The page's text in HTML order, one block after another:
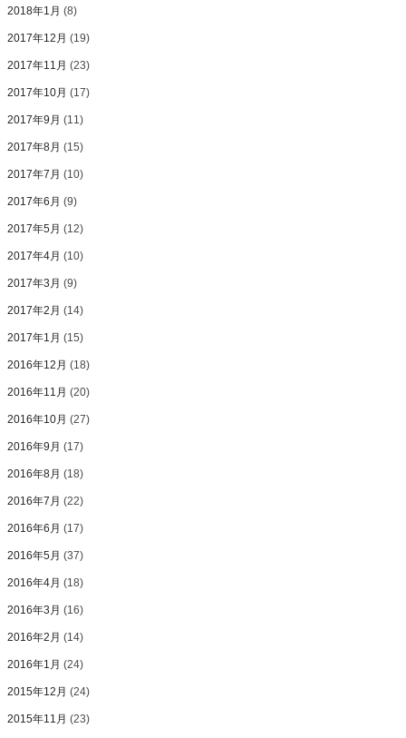
2018年1月 (8)
2017年12月 (19)
2017年11月 (23)
2017年10月 (17)
2017年9月 (11)
2017年8月 (15)
2017年7月 (10)
2017年6月 (9)
2017年5月 (12)
2017年4月 (10)
2017年3月 (9)
2017年2月 (14)
2017年1月 (15)
2016年12月 (18)
2016年11月 (20)
2016年10月 (27)
2016年9月 (17)
2016年8月 (18)
2016年7月 (22)
2016年6月 (17)
2016年5月 (37)
2016年4月 (18)
2016年3月 (16)
2016年2月 (14)
2016年1月 (24)
2015年12月 (24)
2015年11月 (23)